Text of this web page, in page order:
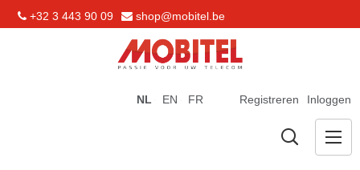
+32 3 443 90 09 shop@mobitel.be
Registreren Inloggen
NL EN FR